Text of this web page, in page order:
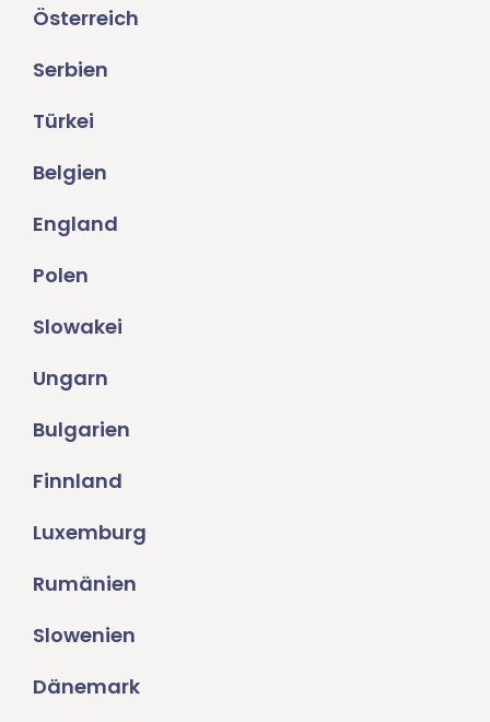
Österreich
Serbien
Türkei
Belgien
England
Polen
Slowakei
Ungarn
Bulgarien
Finnland
Luxemburg
Rumänien
Slowenien
Dänemark